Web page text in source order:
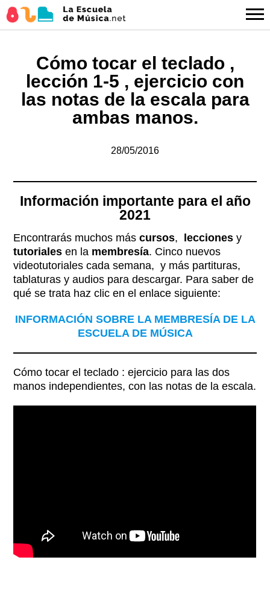
Cómo tocar el teclado ,
lección 1-5 , ejercicio con
las notas de la escala para
ambas manos.
28/05/2016
Información importante para el año
2021
Encontrarás muchos máscursos, leccionesy
tutorialesen la membresía. Cinco nuevos
videotutoriales cada semana, y más partituras,
tablaturas y audios para descargar. Para saber de
qué se trata haz clic en el enlace siguiente:
INFORMACIÓN SOBRE LA MEMBRESÍA DE LA
ESCUELA DE MÚSICA
Cómo tocar el teclado : ejercicio para las dos
manos independientes, con las notas de la escala.